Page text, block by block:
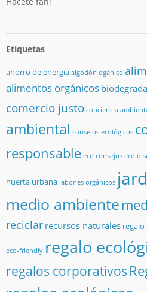
Etiquetas
ahorro de energía algodón ogánico
alimentos orgánicos
comercio justo conciencia
ambiental consejos ecológicos
responsable eco consejos eco
huerta urbana jabones orgánicos
medio ambiente
reciclar recursos naturales
eco-friendly regalo
regalos corporativos